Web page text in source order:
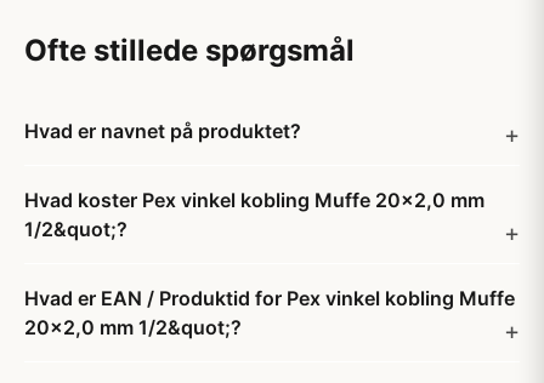
Ofte stillede spørgsmål
Hvad er navnet på produktet?
Hvad koster Pex vinkel kobling Muffe 20x2,0 mm
1/2&quot;?
Hvad er EAN / Produktid for Pex vinkel kobling Muffe
20x2,0 mm 1/2&quot;?